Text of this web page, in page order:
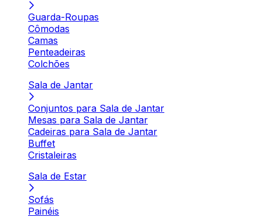
Guarda-Roupas
Cômodas
Camas
Penteadeiras
Colchões
Sala de Jantar
Conjuntos para Sala de Jantar
Mesas para Sala de Jantar
Cadeiras para Sala de Jantar
Buffet
Cristaleiras
Sala de Estar
Sofás
Painéis